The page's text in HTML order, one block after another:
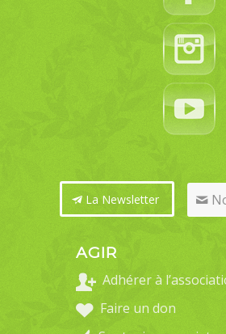
La Newsletter
AGIR
Adhérer à
Faire un don